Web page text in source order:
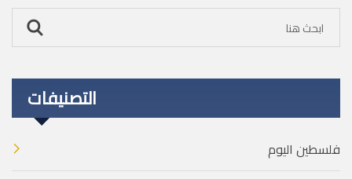
التصنيفات
فلسطين اليوم